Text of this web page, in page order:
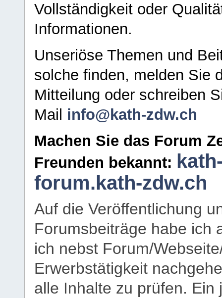
Vollständigkeit oder
Informationen.
Unseriöse Themen und
solche finden, melden Sie
Mitteilung oder schreiben
Mail info@kath-zdw.ch
Machen Sie das Forum
Freunden bekannt:
forum.kath-zdw.ch
Auf die Veröffentlichung
Forumsbeiträge habe ich
ich nebst Forum/
Erwerbstätigkeit
alle Inhalte zu prüfen.